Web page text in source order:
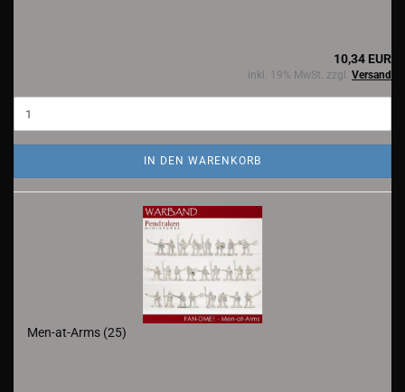
10,34 EUR
inkl. 19% MwSt. zzgl. Versand
IN DEN WARENKORB
Men-at-Arms (25)